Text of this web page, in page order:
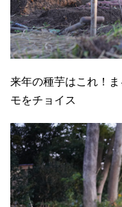
来年の種芋はこれ！
モをチョイス